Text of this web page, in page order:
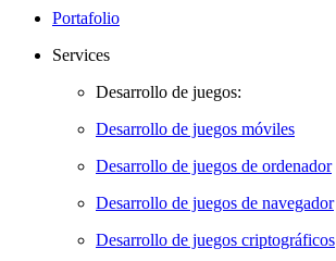
Portafolio
Services
Desarrollo de juegos:
Desarrollo de juegos móviles
Desarrollo de juegos de ordenador
Desarrollo de juegos de navegador
Desarrollo de juegos criptográficos